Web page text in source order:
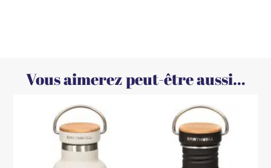
Vous aimerez peut-être aussi…